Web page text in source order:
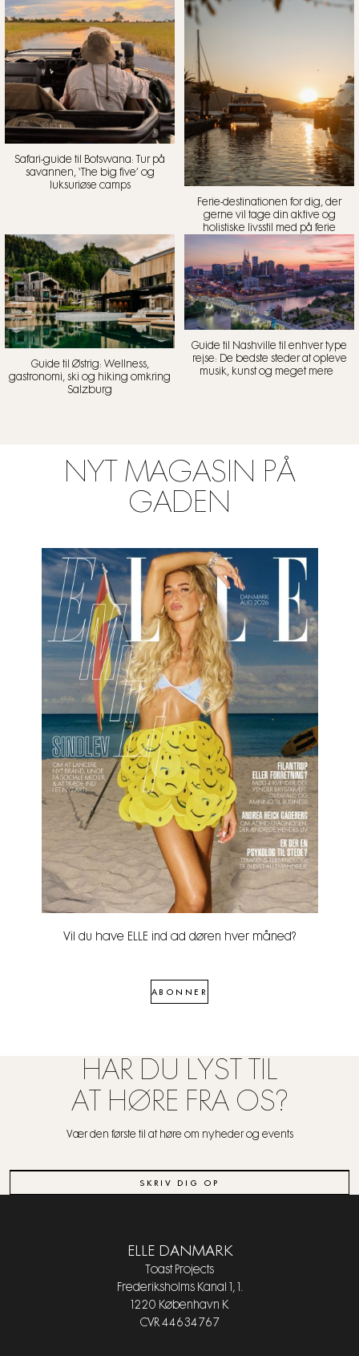
Safari-guide til Botswana: Tur på
savannen, ‘The big five’ og
luksuriøse camps
Ferie-destinationen for dig, der
gerne vil tage din aktive og
holistiske livsstil med på ferie
Guide til Østrig: Wellness,
gastronomi, ski og hiking omkring
Salzburg
Guide til Nashville til enhver type
rejse: De bedste steder at opleve
musik, kunst og meget mere
NYT MAGASIN PÅ
GADEN
Vil du have ELLE ind ad døren hver måned?
ABONNER
HAR DU LYST TIL
AT HØRE FRA OS?
Vær den første til at høre om nyheder og events
SKRIV DIG OP
ELLE DANMARK
Toast Projects
Frederiksholms Kanal 1, 1.
1220 København K
CVR 44634767